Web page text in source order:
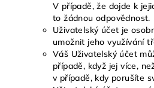
V případě, že dojde k
to žádnou odpovědnost.
Uživatelský účet je
umožnit jeho využívání
Váš Uživatelský účet
případě, když jej více,
v případě, kdy porušíte